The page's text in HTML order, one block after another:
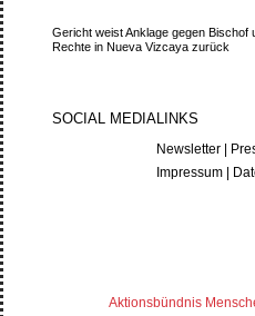
Gericht weist Anklage gegen Bischof
Rechte in Nueva Vizcaya zurück
SOCIAL MEDIALINKS
Newsletter
Impressum
Aktionsbündnis